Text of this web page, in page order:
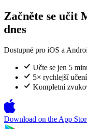
Začněte se učit
dnes
Dostupné pro iOS a
Učte se jen 5
5× rychlejší
Kompletní
Download on the App